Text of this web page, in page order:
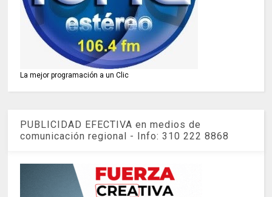
La mejor programación a un Clic
PUBLICIDAD EFECTIVA en medios de
comunicación regional - Info: 310 222 8868